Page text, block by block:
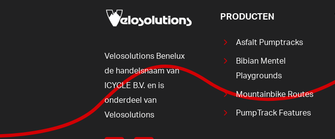
Velosolutions Benelux
de handelsnaam van
ICYCLE B.V. en is
onderdeel van
Velosolutions
PRODUCTEN
Asfalt Pumptracks
Bibian Mentel
Playgrounds
Mountainbike Routes
PumpTrack Features